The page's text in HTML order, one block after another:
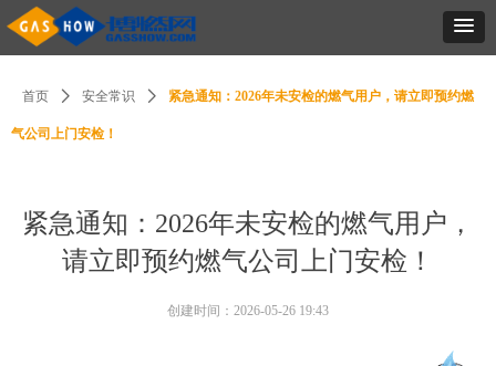
紧急通知：2026年未安检的燃气用户，
请立即预约燃气公司上门安检！
创建时间： 2026-05-26 19:43
首页 ꄲ 安全常识 ꄲ 紧急通知：2026年未安检的燃气用户，请立即预约燃
气公司上门安检！